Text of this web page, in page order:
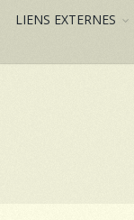
LIENS EXTERNES